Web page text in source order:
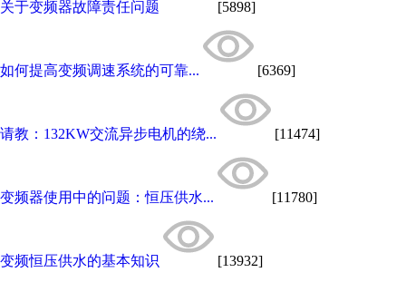
关于变频器故障责任问题 [5898]
如何提高变频调速系统的可靠... [6369]
请教：132KW交流异步电机的绕... [11474]
变频器使用中的问题：恒压供水... [11780]
变频恒压供水的基本知识 [13932]